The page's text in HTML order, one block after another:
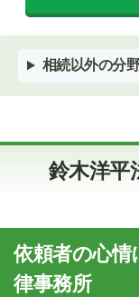
相続以外の分
鈴木洋平
依頼者の心情
律事務所